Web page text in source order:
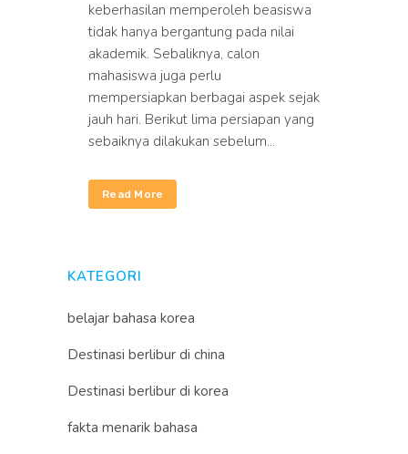
keberhasilan memperoleh beasiswa
tidak hanya bergantung pada nilai
akademik. Sebaliknya, calon
mahasiswa juga perlu
mempersiapkan berbagai aspek sejak
jauh hari. Berikut lima persiapan yang
sebaiknya dilakukan sebelum...
Read More
KATEGORI
belajar bahasa korea
Destinasi berlibur di china
Destinasi berlibur di korea
fakta menarik bahasa